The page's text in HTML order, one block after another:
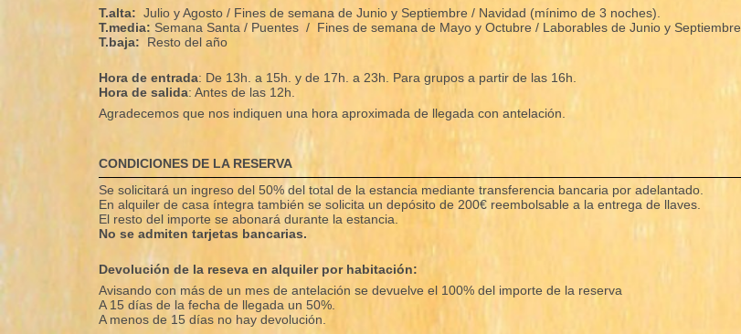
T.alta: Julio y Agosto / Fines de semana de Junio y Septiembre / Navidad (mínimo de 3 noches).
T.media: Semana Santa / Puentes / Fines de semana de Mayo y Octubre / Laborables de Junio y Septiembre
T.baja: Resto del año
Hora de entrada: De 13h. a 15h. y de 17h. a 23h. Para grupos a partir de las 16h.
Hora de salida: Antes de las 12h.
Agradecemos que nos indiquen una hora aproximada de llegada con antelación.
CONDICIONES DE LA RESERVA
Se solicitará un ingreso del 50% del total de la estancia mediante transferencia bancaria por adelantado.
En alquiler de casa íntegra también se solicita un depósito de 200€ reembolsable a la entrega de llaves.
El resto del importe se abonará durante la estancia.
No se admiten tarjetas bancarias.
Devolución de la reseva en alquiler por habitación:
Avisando con más de un mes de antelación se devuelve el 100% del importe de la reserva
A 15 días de la fecha de llegada un 50%.
A menos de 15 días no hay devolución.